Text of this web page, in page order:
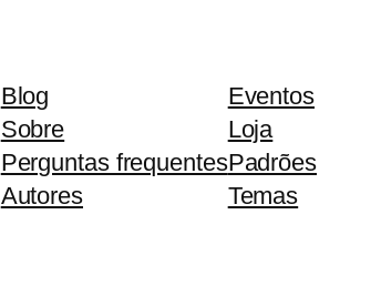
Blog
Sobre
Perguntas frequentes
Autores
Eventos
Loja
Padrões
Temas